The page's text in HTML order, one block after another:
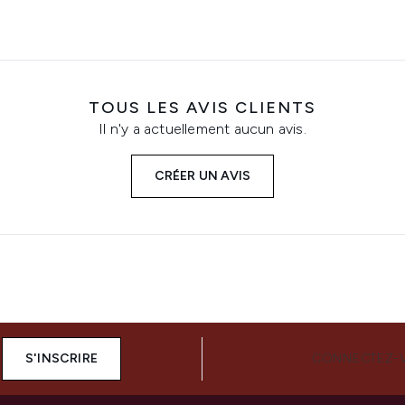
TOUS LES AVIS CLIENTS
Il n'y a actuellement aucun avis.
CRÉER UN AVIS
S'INSCRIRE